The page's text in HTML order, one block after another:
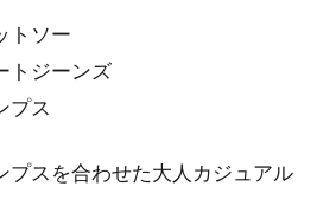
トソー
トジーンズ
プス
プスを合わせた大人カジュアル